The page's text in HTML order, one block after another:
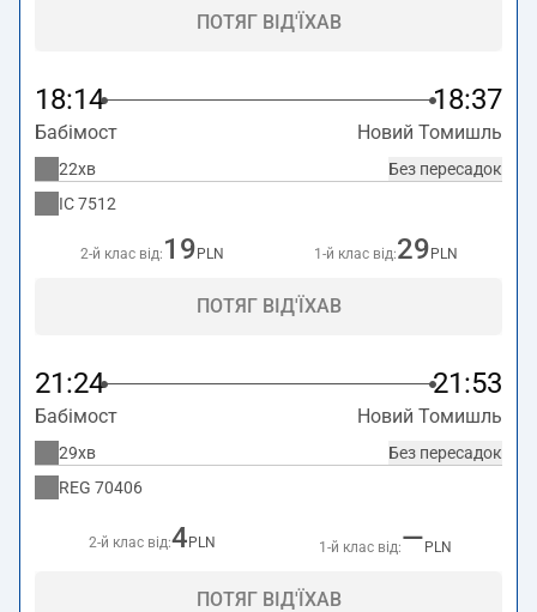
ПОТЯГ ВІД'ЇХАВ
18:14 18:37
Бабімост Новий Томишль
Без пересадок
22хв
IC7512
2-й клас від: 19 PLN 1-й клас від:29 PLN
ПОТЯГ ВІД'ЇХАВ
21:24 21:53
Бабімост Новий Томишль
Без пересадок
29хв
REG 70406
2-й клас від:4 PLN 1-й клас від:— PLN
ПОТЯГ ВІД'ЇХАВ